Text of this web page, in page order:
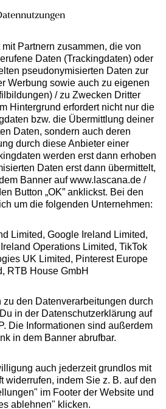
zur Bonitätsprüfung
Partnern zusammen, die von
Daten (Trackingdaten) oder
pseudonymisierten Daten zur
Werbung sowie auch zu eigenen
/ zu Zwecken Dritter
Hintergrund erfordert nicht nur die
bzw. die Übermittlung deiner
Daten, sondern auch deren
durch diese Anbieter einer
werden erst dann erhoben
Daten erst dann übermittelt,
Banner auf www.lascana.de /
Button „OK” anklickst. Bei den
um die folgenden Unternehmen:
Limited, Google Ireland Limited,
Operations Limited, TikTok
UK Limited, Pinterest Europe
RTB House GmbH
zu den Datenverarbeitungen durch
in der Datenschutzerklärung auf
Die Informationen sind außerdem
in dem Banner abrufbar.
auch jederzeit grundlos mit
widerrufen, indem Sie z. B. auf den
im Footer der Website und
ablehnen" klicken.